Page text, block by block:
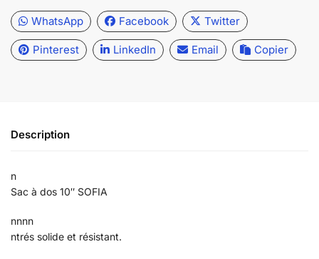
WhatsApp Facebook Twitter
Pinterest LinkedIn Email Copier
Description
n
Sac à dos 10″ SOFIA
nnnn
ntrés solide et résistant.